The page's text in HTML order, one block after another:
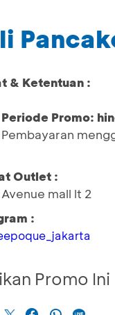
& Ketentuan :
Periode Promo:
Pembayaran
Outlet :
mall lt 2
:
Promo Ini